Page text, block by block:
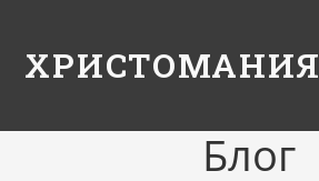
ХРИСТОМАНИЯ
Блог